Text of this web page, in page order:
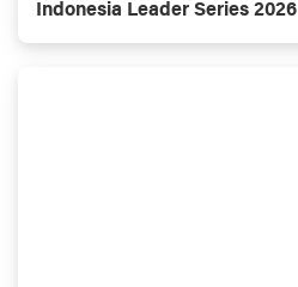
Indonesia Leader Series 2026